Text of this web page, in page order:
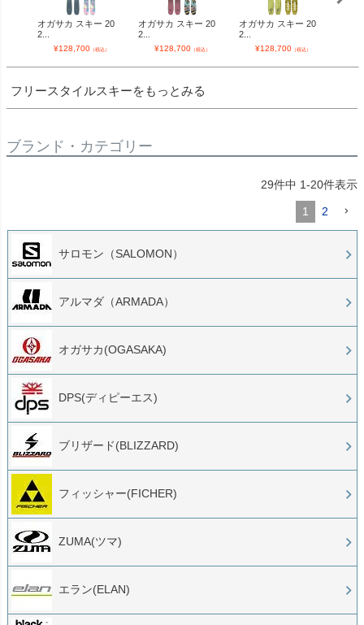
オガサカ スキー 20
2...
¥128,700（税込）
オガサカ スキー 20
2...
¥128,700（税込）
オガサカ スキー 20
2...
¥128,700（税込）
フリースタイルスキーをもっとみる
ブランド・カテゴリー
29件中 1-20件表示
1 2
サロモン（SALOMON）
アルマダ（ARMADA）
オガサカ(OGASAKA)
DPS(ディピーエス)
ブリザード(BLIZZARD)
フィッシャー(FICHER)
ZUMA(ツマ)
エラン(ELAN)